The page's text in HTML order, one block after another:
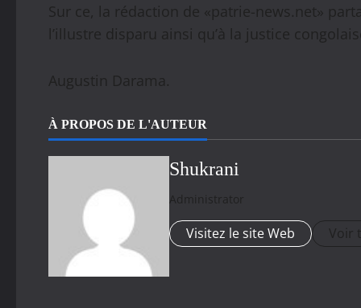
Sur ce, la rédaction de «patrie-news.net»
l’illustre disparu ainsi qu’à la justice
Augustin Darama.
À PROPOS DE L'AUTEUR
Shukrani
Administrator
Visitez le site Web Voir